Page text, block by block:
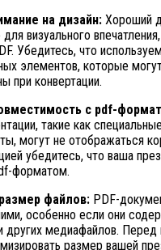
на дизайн: Хороший
визуального
Убедитесь, что
элементов, которые
при конвертации.
с pdf-
такие как
могут не отображаться
убедитесь, что ваша
форматом.
файлов: PDF-
особенно если они
других медиафайлов. Перед
размер вашей